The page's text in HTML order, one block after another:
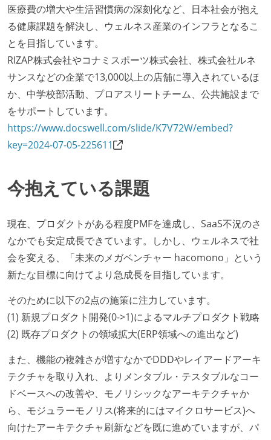
医療費の増大や生活習慣病の深刻化など、日本社会が抱え
る健康課題を解決し、ウェルネス産業のインフラとなるこ
とを目指しています。
RIZAP株式会社やコナミスポーツ株式会社、株式会社ルネ
サンスなどの企業で13,000以上の店舗に導入されているほ
か、中学校部活動、プロアスリートチーム、公共施設まで
をサポートしています。
https://www.docswell.com/slide/K7V72W/embed?
key=2024-07-05-225611
今抱えている課題
現在、プロダクトがある程度PMFを達成し、SaaS不況のさ
なかでも安定成長できています。しかし、ウェルネスで社
会を変える、「未来のメガベンチャー hacomono」という
新たな目標に向けてより急成長を目指しています。
そのために以下の2点の施策に注力しています。
(1) 新規プロダクト開発(0->1)によるマルチプロダクト戦略
(2) 既存プロダクトの領域拡大(ERP領域への進出など)
また、機能の複雑さが増すなかでDDDやレイアードアーキ
テクチャを取り入れ、よりメンタブル・テスタブルなコー
ドベースへの改善や、モノリシックなアーキテクチャか
ら、モジュラーモノリス(将来的にはマイクロサービス)へ
向けたアーキテクチャ刷新などを既に進めていますが、パ